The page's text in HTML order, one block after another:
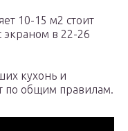
10-15 м2 стоит
экраном в 22-26
кухонь и
по общим правилам.